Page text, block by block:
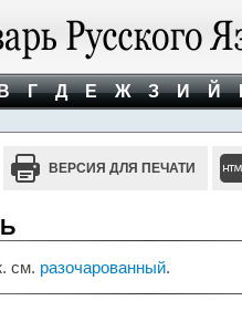
Г Д Е Ж З И Й
ВЕРСИЯ ДЛЯ ПЕЧАТИ
см. разочарованный.